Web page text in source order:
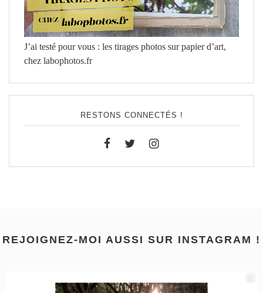
J’ai testé pour vous : les tirages photos sur papier d’art,
chez labophotos.fr
RESTONS CONNECTÉS !
REJOIGNEZ-MOI AUSSI SUR INSTAGRAM !